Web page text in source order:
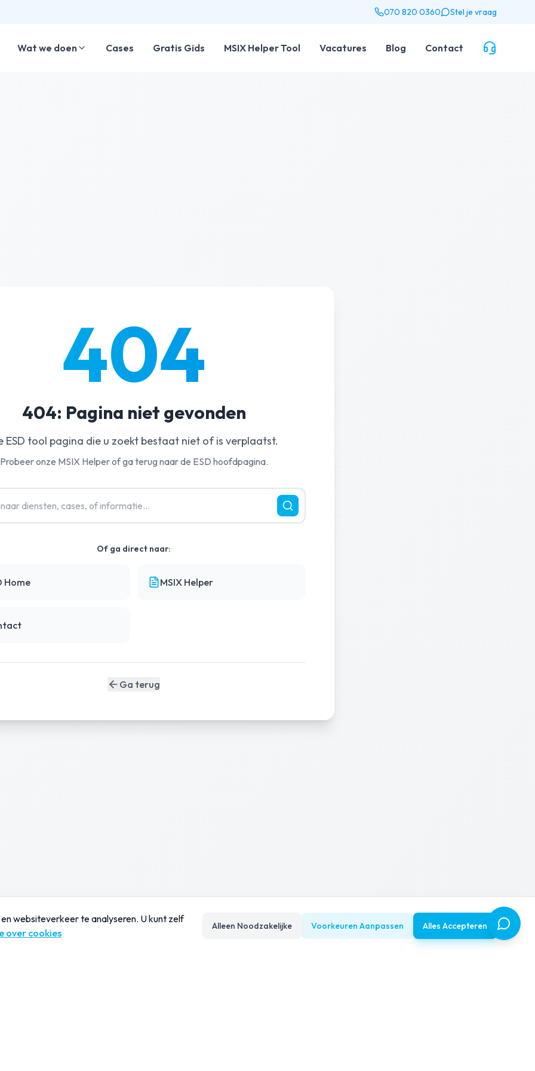
070 820 0360 Stel je vraag
Wat we doen Cases Gratis Gids MSIX Helper Tool Vacatures Blog Contact
404
404: Pagina niet gevonden
ESD tool pagina die u zoekt bestaat niet of is verplaatst.
Probeer onze MSIX Helper of ga terug naar de ESD hoofdpagina.
Of ga direct naar:
Home MSIX Helper
Ga terug
websiteverkeer te analyseren. U kunt zelf
over cookies
Alleen Noodzakelijke Voorkeuren Aanpassen Alles Accepteren